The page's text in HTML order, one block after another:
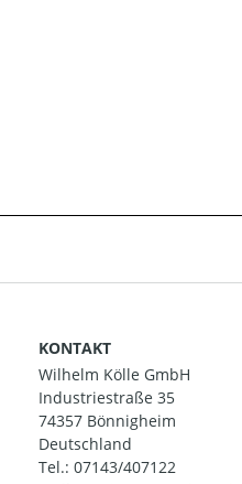
KONTAKT
Wilhelm Kölle GmbH
Industriestraße 35
74357 Bönnigheim
Deutschland
Tel.: 07143/407122